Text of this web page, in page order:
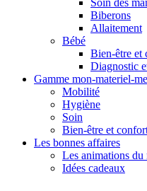
Soin des
Biberons
Allaitement
Bébé
Bien-être et
Diagnostic
Gamme mon-materiel-
Mobilité
Hygiène
Soin
Bien-être et
Les bonnes affaires
Les animations du
Idées cadeaux